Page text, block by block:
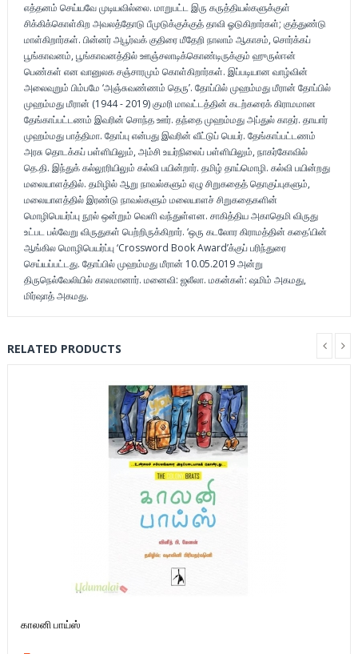
எத்தனம் செய்யவே முடியவில்லை. மாறுபட்ட இரு கருத்தியல்களுக்குள்
சிக்கிக்கொள்கிற அவலத்தோடு பீமுடுக்குக்குத் தாவி ஓடுகிறார்கள்; குத்துண்டு
மாள்கிறார்கள். பின்னர் அபூர்வக் குதிரை மீதேறி நாலாம் ஆகாசம், சொர்க்கப்
பூங்காவனம், பூங்காவனத்தில் ஊஞ்சலாடிக்கொண்டிருக்கும் ஹுருல்ஈன்
பெண்கள் என வானுலக சஞ்சாரமும் கொள்கிறார்கள். இப்படியான வாழ்வின்
அலைவுறும் பிம்பமே ‘அஞ்சுவண்ணம் தெரு’. தோப்பில் முஹம்மது மீரான் தோப்பில்
முஹம்மது மீரான் (1944 - 2019) குமரி மாவட்டத்தின் கடற்கரைக் கிராமமான
தேங்காப்பட்டணம் இவரின் சொந்த ஊர். தந்தை முஹம்மது அப்துல் காதர். தாயார்
முஹம்மது பாத்திமா. தோப்பு என்பது இவரின் வீட்டுப் பெயர். தேங்காப்பட்டணம்
அரசு தொடக்கப் பள்ளியிலும், அம்சி உயர்நிலைப் பள்ளியிலும், நாகர்கோவில்
தெ.தி. இந்துக் கல்லூரியிலும் கல்வி பயின்றார். தமிழ் தாய்மொழி. கல்வி பயின்றது
மலையாளத்தில். தமிழில் ஆறு நாவல்களும் ஏழு சிறுகதைத் தொகுப்புகளும்,
மலையாளத்தில் இரண்டு நாவல்களும் மலையாளச் சிறுகதைகளின்
மொழிபெயர்ப்பு நூல் ஒன்றும் வெளி வந்துள்ளன. சாகித்திய அகாதெமி விருது
உட்பட பல்வேறு விருதுகள் பெற்றிருக்கிறார். ‘ஒரு கடலோர கிராமத்தின் கதை’யின்
ஆங்கில மொழிபெயர்ப்பு ‘Crossword Book Award’க்குப் பரிந்துரை
செய்யப்பட்டது. தோப்பில் முஹம்மது மீரான் 10.05.2019 அன்று
திருநெல்வேலியில் காலமானார். மனைவி: ஜலீலா. மகன்கள்: ஷமிம் அகமது,
மிர்ஷாத் அகமது.
RELATED PRODUCTS
காலனி பாய்ஸ்